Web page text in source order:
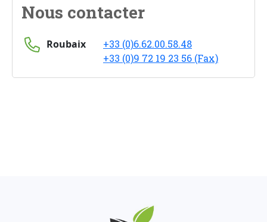
Nous contacter
Roubaix
+33 (0)6.62.00.58.48
+33 (0)9 72 19 23 56 (Fax)